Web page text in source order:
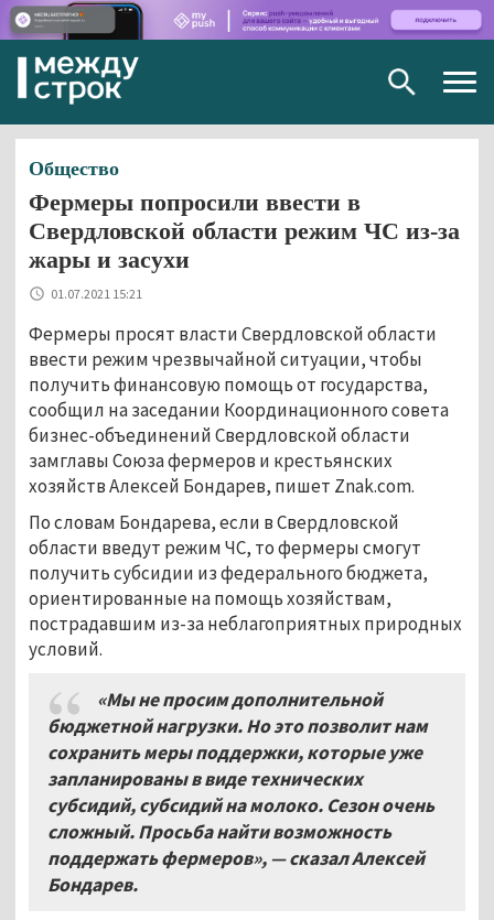
Общество
Фермеры попросили ввести в
Свердловской области режим ЧС из-за
жары и засухи
01.07.2021 15:21
Фермеры просят власти Свердловской области
ввести режим чрезвычайной ситуации, чтобы
получить финансовую помощь от государства,
сообщил на заседании Координационного совета
бизнес-объединений Свердловской области
замглавы Союза фермеров и крестьянских
хозяйств Алексей Бондарев, пишет Znak.com.
По словам Бондарева, если в Свердловской
области введут режим ЧС, то фермеры смогут
получить субсидии из федерального бюджета,
ориентированные на помощь хозяйствам,
пострадавшим из-за неблагоприятных природных
условий.
«Мы не просим дополнительной
бюджетной нагрузки. Но это позволит нам
сохранить меры поддержки, которые уже
запланированы в виде технических
субсидий, субсидий на молоко. Сезон очень
сложный. Просьба найти возможность
поддержать фермеров», — сказал Алексей
Бондарев.